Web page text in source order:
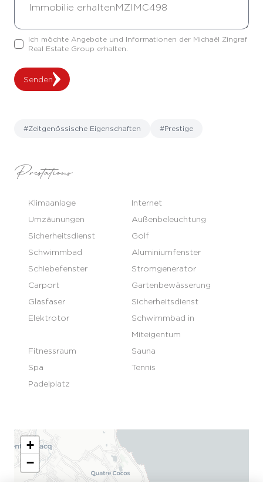
Ich möchte Angebote und Informationen der Michaël Zingraf
Real Estate Group erhalten.
Senden
#Zeitgenössische Eigenschaften #Prestige
Prestations
Klimaanlage
Internet
Umzäunungen
Außenbeleuchtung
Sicherheitsdienst
Golf
Schwimmbad
Aluminiumfenster
Schiebefenster
Stromgenerator
Carport
Gartenbewässerung
Glasfaser
Sicherheitsdienst
Elektrotor
Schwimmbad in
Miteigentum
Fitnessraum
Sauna
Spa
Tennis
Padelplatz
+
−